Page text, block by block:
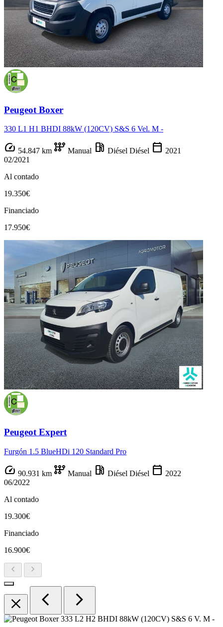
Peugeot Boxer
330 L1 H1 BHDI 88kW (120CV) S&S 6 Vel. M -
speed 54.847 km auto_transmission Manual local_gas_station Diésel Diésel calendar_today 2021
02/2021
Al contado
19.350€
Financiado
17.950€
Peugeot Expert
Furgón 1.5 BlueHDi 120 Standard Pro
speed 90.931 km auto_transmission Manual local_gas_station Diésel Diésel calendar_today 2022
06/2022
Al contado
19.300€
Financiado
16.900€
chevron_left chevron_right
close chevron_left chevron_right